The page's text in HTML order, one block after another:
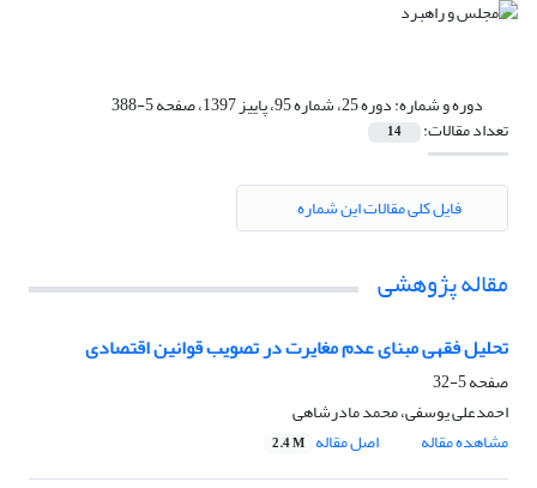
دوره و شماره:دوره 25، شماره 95، پاییز 1397، صفحه 5-388
تعداد مقالات: 14
فایل کلی مقالات این شماره
مقاله پژوهشی
تحلیل فقهی مبنای عدم مغایرت در تصویب قوانین اقتصادی
صفحه5-32
احمدعلی یوسفی، محمد مادرشاهی
مشاهده مقاله
اصل مقاله 2.4 M